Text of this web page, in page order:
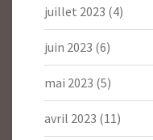
juillet 2023 (4)
juin 2023 (6)
mai 2023 (5)
avril 2023 (11)